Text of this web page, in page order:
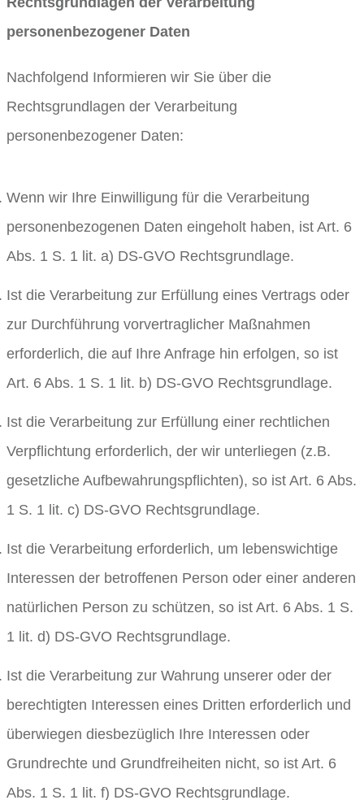
personenbezogener Daten
Nachfolgend Informieren wir Sie über die
Rechtsgrundlagen der Verarbeitung
personenbezogener Daten:
Wenn wir Ihre Einwilligung für die Verarbeitung
personenbezogenen Daten eingeholt haben, ist Art. 6
Abs. 1 S. 1 lit. a) DS-GVO Rechtsgrundlage.
Ist die Verarbeitung zur Erfüllung eines Vertrags oder
zur Durchführung vorvertraglicher Maßnahmen
erforderlich, die auf Ihre Anfrage hin erfolgen, so ist
Art. 6 Abs. 1 S. 1 lit. b) DS-GVO Rechtsgrundlage.
Ist die Verarbeitung zur Erfüllung einer rechtlichen
Verpflichtung erforderlich, der wir unterliegen (z.B.
gesetzliche Aufbewahrungspflichten), so ist Art. 6 Abs.
1 S. 1 lit. c) DS-GVO Rechtsgrundlage.
Ist die Verarbeitung erforderlich, um lebenswichtige
Interessen der betroffenen Person oder einer anderen
natürlichen Person zu schützen, so ist Art. 6 Abs. 1 S.
1 lit. d) DS-GVO Rechtsgrundlage.
Ist die Verarbeitung zur Wahrung unserer oder der
berechtigten Interessen eines Dritten erforderlich und
überwiegen diesbezüglich Ihre Interessen oder
Grundrechte und Grundfreiheiten nicht, so ist Art. 6
Abs. 1 S. 1 lit. f) DS-GVO Rechtsgrundlage.